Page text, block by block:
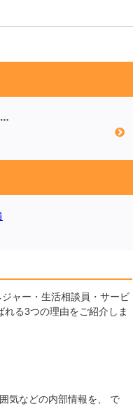
…
ャー・生活相談員・サービ
る3つの理由をご紹介しま
気などの内部情報を、 で